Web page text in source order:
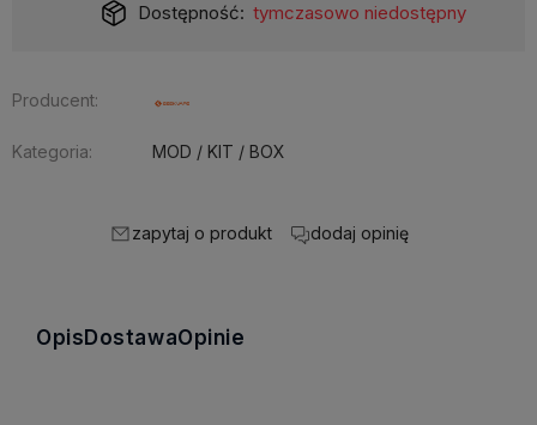
Dostępność: tymczasowo niedostępny
Producent:
Kategoria: MOD / KIT / BOX
zapytaj o produkt dodaj opinię
Opis DostawaOpinie